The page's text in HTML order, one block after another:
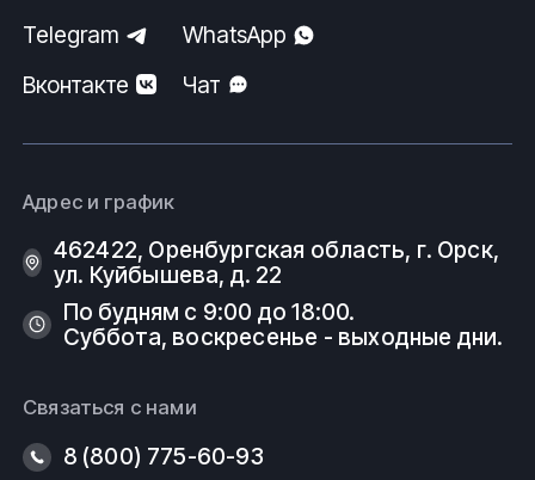
Telegram
WhatsApp
Вконтакте
Чат
Адрес и график
462422, Оренбургская область, г. Орск,
ул. Куйбышева, д. 22
По будням с 9:00 до 18:00.
Суббота, воскресенье - выходные дни.
Связаться с нами
8 (800) 775-60-93